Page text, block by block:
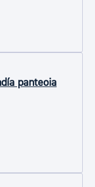
panteoia